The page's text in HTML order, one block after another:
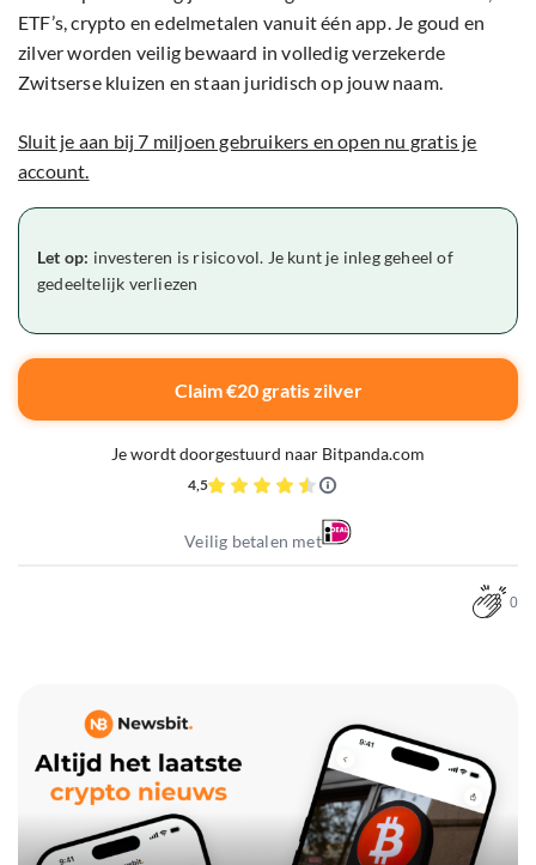
ETF’s, crypto en edelmetalen vanuit één app. Je goud en
zilver worden veilig bewaard in volledig verzekerde
Zwitserse kluizen en staan juridisch op jouw naam.
Sluit je aan bij 7 miljoen gebruikers en open nu gratis je
account.
Let op: investeren is risicovol. Je kunt je inleg geheel of
gedeeltelijk verliezen
Claim €20 gratis zilver
Je wordt doorgestuurd naar Bitpanda.com
4,5
Veilig betalen met
0